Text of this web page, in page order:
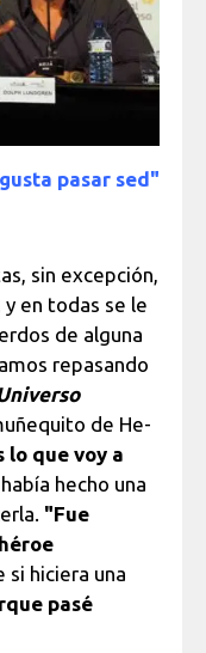
pasar sed"
sin excepción,
en todas se le
de alguna
repasando
de He-
lo que voy a
hecho una
"Fue
si hiciera una
pasé